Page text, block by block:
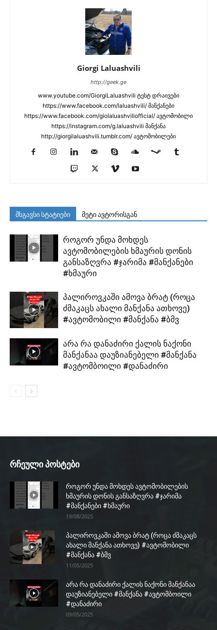
Giorgi Laluashvili
http://geek.ge
www.youtube.com/GiorgiLaluashvili ტესტ დრაივები
https://www.facebook.com/laluashvili/ მანქანები
https://www.facebook.com/giolaluashviliofficial/ ავტომობილი
https://instagram.com/g.laluashvili მანქანა
http://giorgilaluashvili.tumblr.com/ ავტომობილები
მსგავსი სტატიები მეტი ავტორისგან
როგორ უნდა მოხდეს
ავტომობილების ხმაურის დონის
განსაზღვრა #ჯარიმა #მანქანები
#ხმაური
პალიროვკაში ამოვა ბრატ (როცა
ძმაკაცს ახალი მანქანა ათხოვე)
#ავტომობილი #მანქანა #ბმვ
არა რა დანაძირი ქალის ნაქონი
მანქანაა დაუზიანებელი #მანქანა
#ავტომბოილი #დანაძირი
რჩეული პოსტები
როგორ უნდა მოხდეს ავტომობილების
ხმაურის დონის განსაზღვრა #ჯარიმა
#მანქანები #ხმაური
19/08/2025
პალიროვკაში ამოვა ბრატ (როცა ძმაკაცს
ახალი მანქანა ათხოვე) #ავტომობილი
#მანქანა #ბმვ
11/05/2025
არა რა დანაძირი ქალის ნაქონი მანქანაა
დაუზიანებელი #მანქანა #ავტომბოილი
#დანაძირი
09/05/2025